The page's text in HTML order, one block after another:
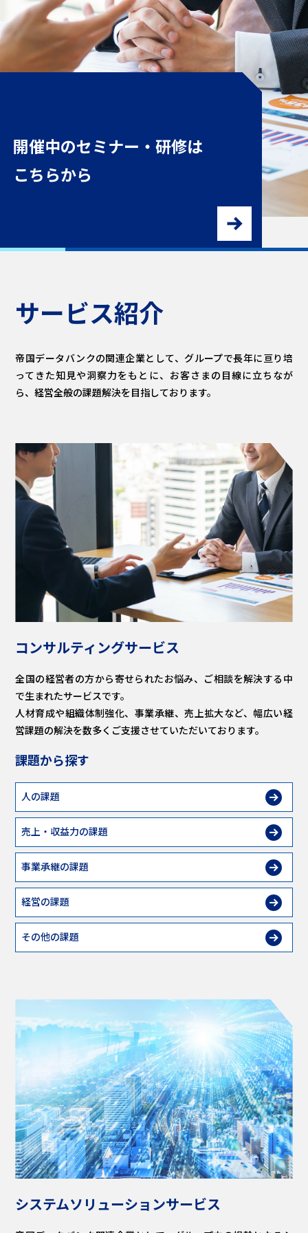
お客さまの様々な経営課題の解
決を目指します
開催中のセミナー・研修は
こちらから
サービス紹介
帝国データバンクの関連企業として、グループで長年に亘り培
ってきた知見や洞察力をもとに、お客さまの目線に立ちなが
ら、経営全般の課題解決を目指しております。
コンサルティングサービス
全国の経営者の方から寄せられたお悩み、ご相談を解決する中
で生まれたサービスです。
人材育成や組織体制強化、事業承継、売上拡大など、幅広い経
営課題の解決を数多くご支援させていただいております。
課題から探す
人の課題
売上・収益力の課題
事業承継の課題
経営の課題
その他の課題
システムソリューションサービス